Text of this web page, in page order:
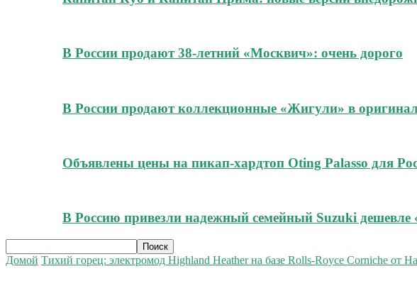
В России продают 38-летний «Москвич»: очень дорого
В России продают коллекционные «Жигули» в
Объявлены цены на пикап-хардтоп Oting Palasso для
В Россию привезли надежный семейный Suzuki дешевле
Домой Тихий горец: электромод Highland Heather на базе Rolls-Royce Corniche от